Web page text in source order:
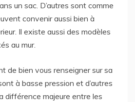
un sac. D’autres sont comme
convenir aussi bien à
Il existe aussi des modèles
au mur.
de bien vous renseigner sur sa
à basse pression et d’autres
différence majeure entre les